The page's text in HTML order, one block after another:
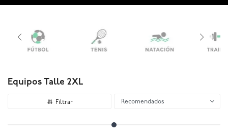
Equipos Talle 2XL
Recomendados